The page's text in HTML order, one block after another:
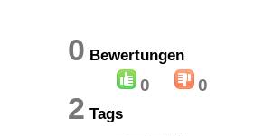
0 Bewertungen
0 0
2 Tags